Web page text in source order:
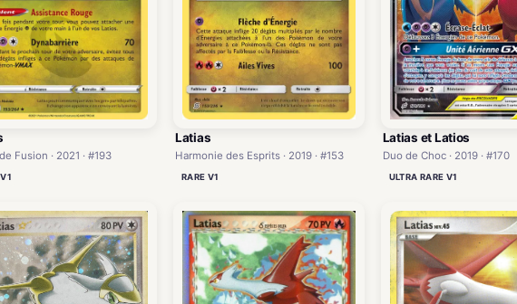
Fusion · 2021 · #193
Latias
Harmonie des Esprits · 2019 · #153
RARE V1
Latias et Latios
Duo de Choc · 2019 · #170
ULTRA RARE V1